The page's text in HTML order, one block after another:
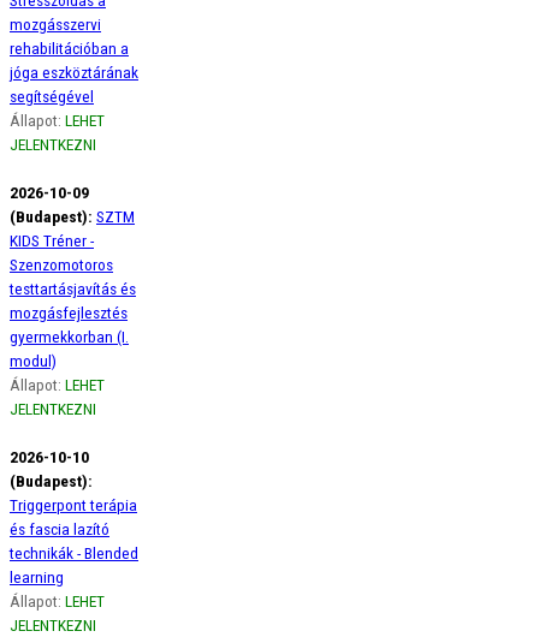
mozgásszervi
rehabilitációban a
jóga eszköztárának
segítségével
Állapot: LEHET
JELENTKEZNI
2026-10-09
(Budapest): SZTM
KIDS Tréner -
Szenzomotoros
testtartásjavítás és
mozgásfejlesztés
gyermekkorban (I.
modul)
Állapot: LEHET
JELENTKEZNI
2026-10-10
(Budapest):
Triggerpont terápia
és fascia lazító
technikák - Blended
learning
Állapot: LEHET
JELENTKEZNI